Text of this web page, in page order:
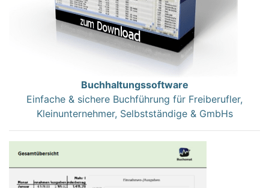
Buchhaltungssoftware
Einfache & sichere Buchführung für Freiberufler,
Kleinunternehmer, Selbstständige & GmbHs